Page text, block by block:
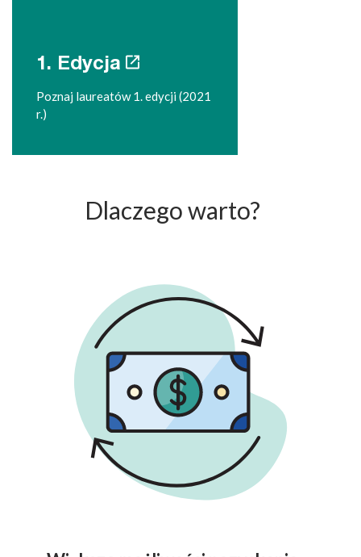
1. Edycja
Poznaj laureatów 1. edycji (2021
r.)
Dlaczego warto?